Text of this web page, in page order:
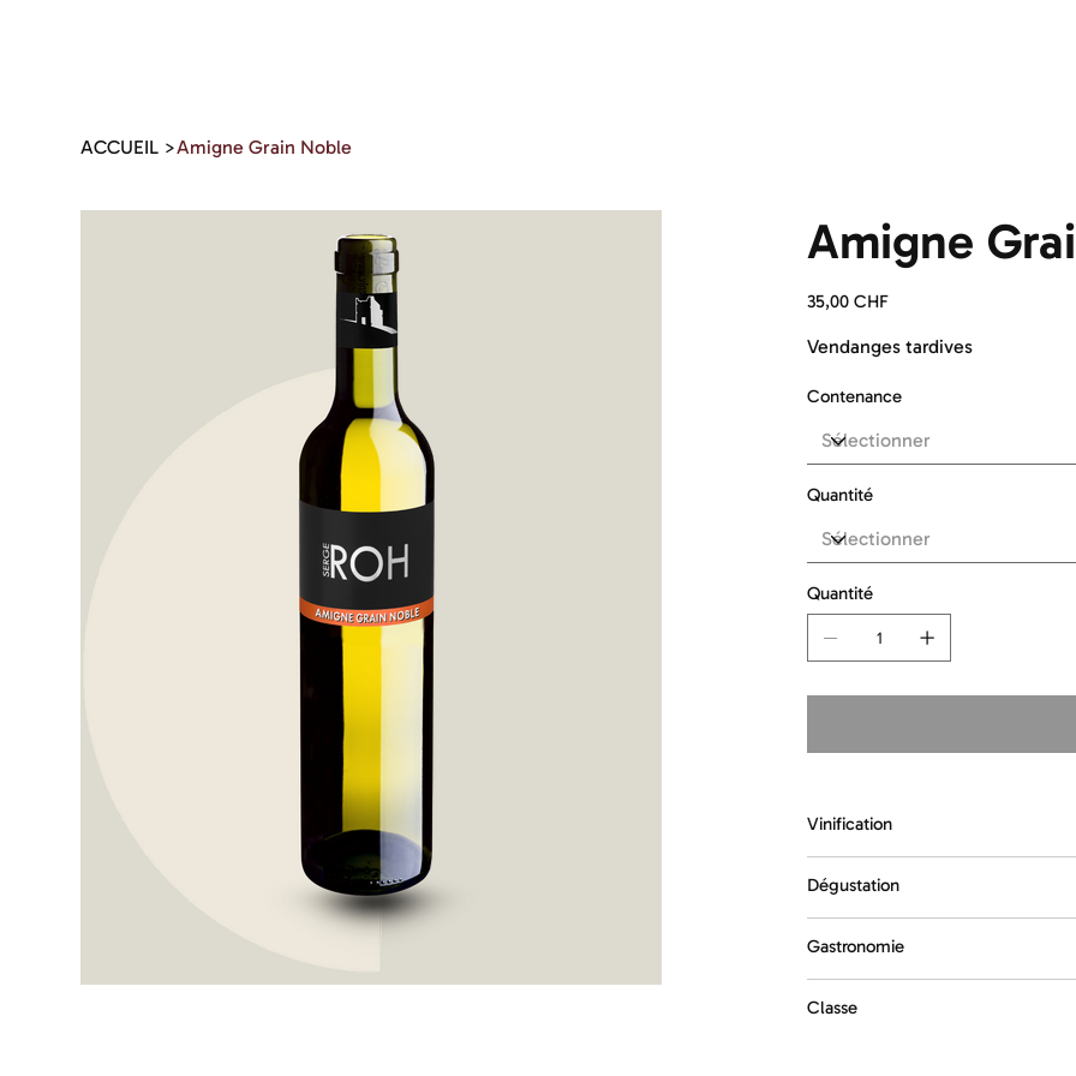
ACCUEIL >Amigne Grain Noble
Amigne
Prix
35,00 CHF
Vendanges tardives
Contenance
Quantité
Quantité
Vinification
Dégustation
Gastronomie
Classe